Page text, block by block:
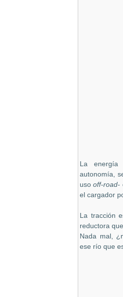
La
autonomía,
usooff-road-
el cargador
La tracción
reductora
Nada mal,
ese río que